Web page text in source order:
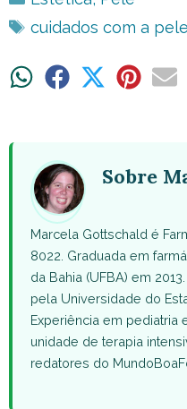
Tags
cuidados com a pele
ShareShare ShareShare
Sobre
Marcela Gottschald é
8022. Graduada em
da Bahia (UFBA) em
pela Universidade do
Experiência em pediatria
unidade de terapia
redatores do